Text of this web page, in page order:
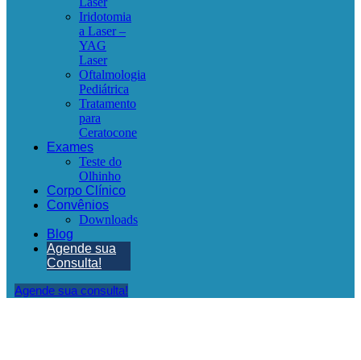
Iridotomia
a Laser –
YAG
Laser
Oftalmologia
Pediátrica
Tratamento
para
Ceratocone
Exames
Teste do
Olhinho
Corpo Clínico
Convênios
Downloads
Blog
Agende sua
Consulta!
Agende sua consulta!